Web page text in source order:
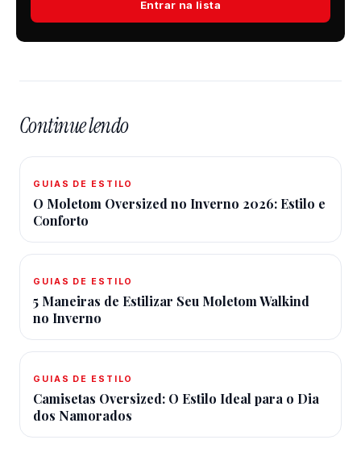
Entrar na lista
Continue lendo
GUIAS DE ESTILO
O Moletom Oversized no Inverno 2026: Estilo e
Conforto
GUIAS DE ESTILO
5 Maneiras de Estilizar Seu Moletom Walkind
no Inverno
GUIAS DE ESTILO
Camisetas Oversized: O Estilo Ideal para o Dia
dos Namorados